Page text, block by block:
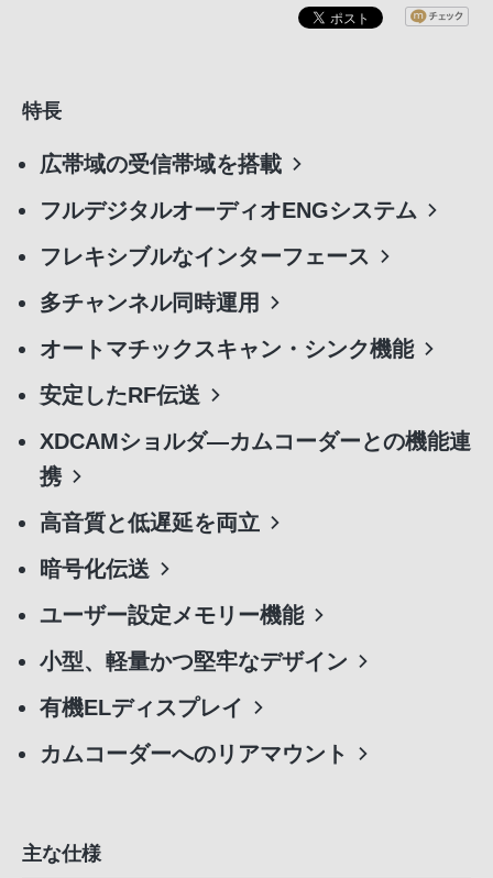
特長
広帯域の受信帯域を搭載
フルデジタルオーディオENGシステム
フレキシブルなインターフェース
多チャンネル同時運用
オートマチックスキャン・シンク機能
安定したRF伝送
XDCAMショルダ―カムコーダーとの機能連
携
高音質と低遅延を両立
暗号化伝送
ユーザー設定メモリー機能
小型、軽量かつ堅牢なデザイン
有機ELディスプレイ
カムコーダーへのリアマウント
主な仕様